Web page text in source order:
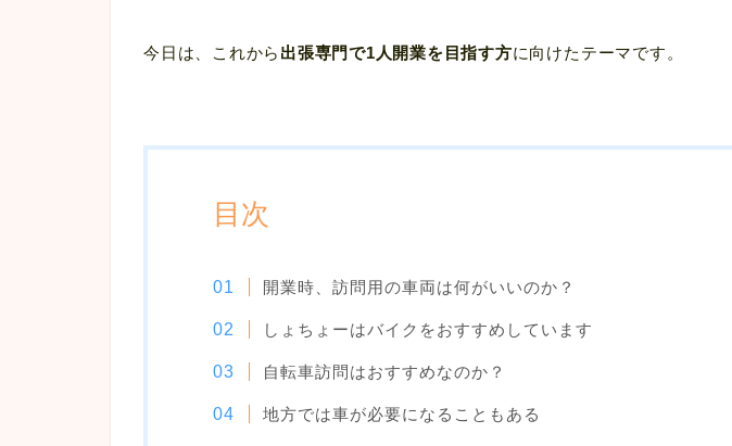
今日は、これから 出張専門で1人開業を目指す方に向けたテーマです。
目次
開業時、訪問用の車両は何がいいのか？
しょちょーはバイクをおすすめしています
自転車訪問はおすすめなのか？
地方では車が必要になることもある